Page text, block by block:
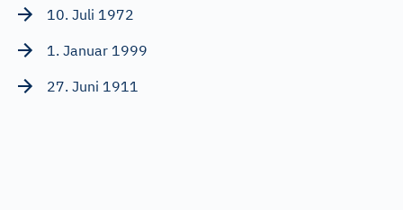
10. Juli 1972
1. Januar 1999
27. Juni 1911